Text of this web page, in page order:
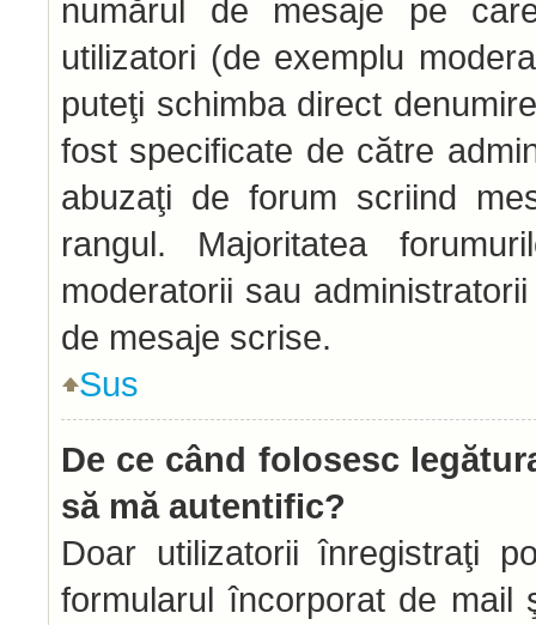
numărul de mesaje pe
utilizatori (de exemplu
puteţi schimba direct
fost specificate de către
abuzaţi de forum scriind
rangul. Majoritatea
moderatorii sau
de mesaje scrise.
Sus
De ce când folosesc
să mă autentific?
Doar utilizatorii înregistraţi
formularul încorporat de mail